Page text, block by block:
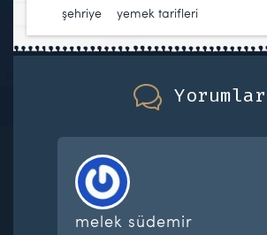
şehriye
yemek tarifleri
Yorumlar
melek südemir